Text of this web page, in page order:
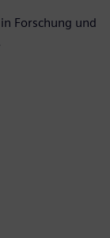
Forschung und